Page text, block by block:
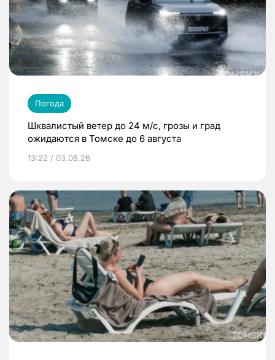
Погода
Шквалистый ветер до 24 м/с, грозы и град
ожидаются в Томске до 6 августа
13:22 / 03.08.26